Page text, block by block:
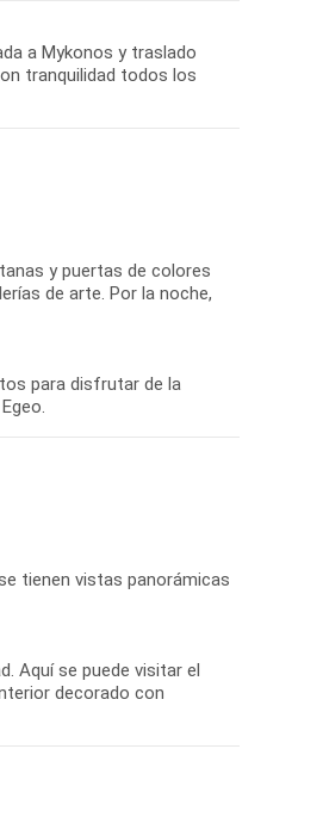
a Mykonos y traslado
tranquilidad todos los
y puertas de colores
de arte. Por la noche,
para disfrutar de la
tienen vistas panorámicas
Aquí se puede visitar el
decorado con